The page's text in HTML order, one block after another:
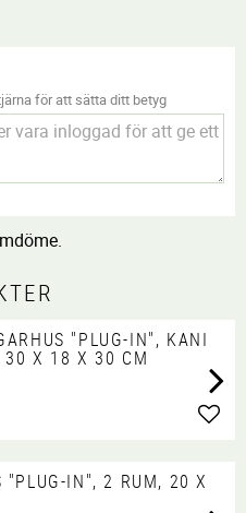
för att sätta ditt betyg
"PLUG-IN", KANI
30 X 18 X 30 CM
"PLUG-IN", 2 RUM, 20 X